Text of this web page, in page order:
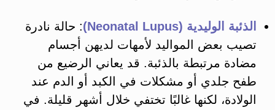
الذئبة الوليدية (Neonatal Lupus)
: حالة نادرة
تصيب بعض المواليد لأمهات لديهن أجسام
مضادة مرتبطة بالذئبة. قد يعاني الرضيع من
طفح جلدي أو مشكلات في الكبد أو الدم عند
الولادة، لكنها غالبًا تختفي خلال أشهر قليلة​. في